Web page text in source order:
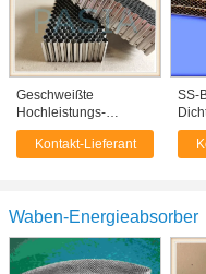
Geschweißte
Hochleistungs-
Honeycomb-
Gasturbinen-
Kontakt-Lieferant
SS-
Waben-Energieabsorber